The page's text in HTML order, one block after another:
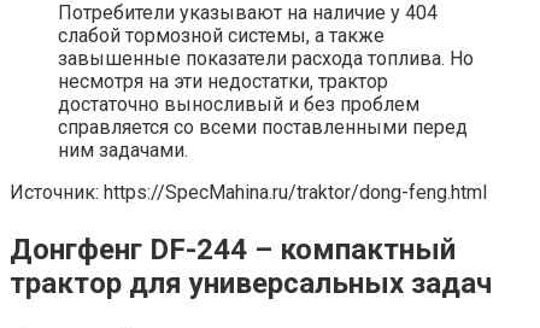
Потребители указывают на наличие у 404
слабой тормозной системы, а также
завышенные показатели расхода топлива. Но
несмотря на эти недостатки, трактор
достаточно выносливый и без проблем
справляется со всеми поставленными перед
ним задачами.
Источник: https://SpecMahina.ru/traktor/dong-feng.html
Донгфенг DF-244 – компактный
трактор для универсальных задач